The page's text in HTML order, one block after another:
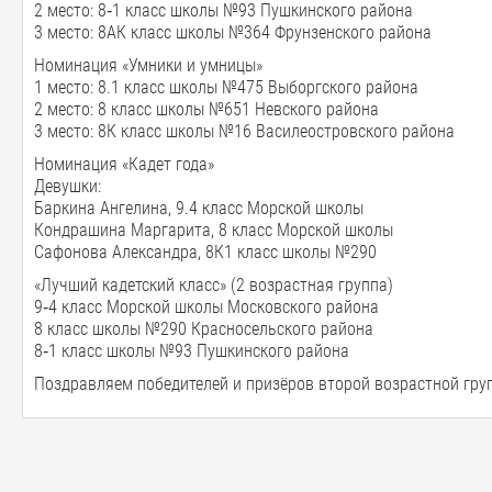
2 место: 8‑1 класс школы №93 Пушкинского района
3 место: 8АК класс школы №364 Фрунзенского района
Номинация «Умники и умницы»
1 место: 8.1 класс школы №475 Выборгского района
2 место: 8 класс школы №651 Невского района
3 место: 8К класс школы №16 Василеостровского района
Номинация «Кадет года»
Девушки:
Баркина Ангелина, 9.4 класс Морской школы
Кондрашина Маргарита, 8 класс Морской школы
Сафонова Александра, 8К1 класс школы №290
«Лучший кадетский класс» (2 возрастная группа)
9‑4 класс Морской школы Московского района
8 класс школы №290 Красносельского района
8‑1 класс школы №93 Пушкинского района
Поздравляем победителей и призёров второй возрастной